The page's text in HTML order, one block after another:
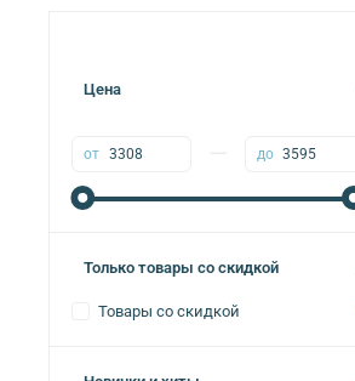
Цена
от до
Только товары со скидкой
Товары со скидкой